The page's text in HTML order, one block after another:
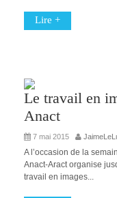
Lire +
Le travail en
Anact
7 mai 2015
A l’occasion de la
Anact-Aract organise
travail en images...